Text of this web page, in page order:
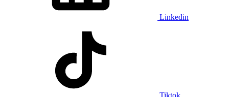
Linkedin
Tiktok